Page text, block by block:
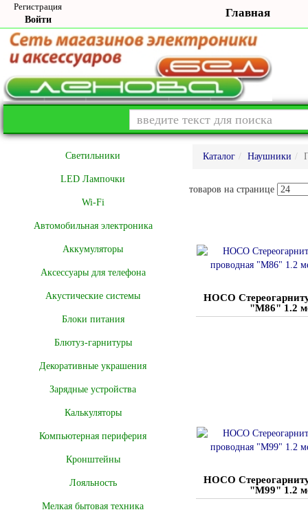
Регистрация
Войти
Главная
Cветильники
LED Лампочки
Wi-Fi
Автомобильная электроника
Аккумуляторы
Аксессуары для телефона
Акустические системы
Блоки питания
Блютуз-гарнитуры
Декоративные украшения
Зарядные устройства
Калькуляторы
Компьютерная периферия
Кронштейны
Лояльность
Мелкая бытовая техника
Каталог Наушники
товаров на странице
HOCO
"M86" 1.2
HOCO
"M99" 1.2